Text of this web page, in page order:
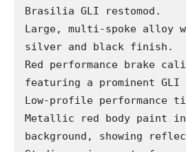
Brasilia GLI restomod.
Large, multi-spoke alloy
silver and black finish.
Red performance brake
featuring a prominent GLI
Low-profile performance
Metallic red body paint
background, showing